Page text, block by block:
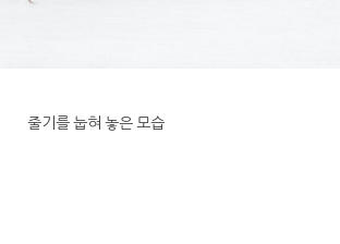
줄기를 눕혀 놓은 모습